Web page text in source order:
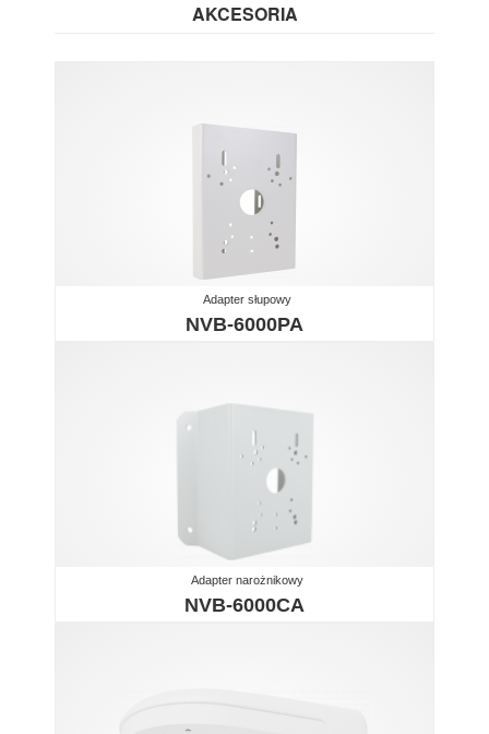
AKCESORIA
Adapter słupowy
NVB-6000PA
Adapter narożnikowy
NVB-6000CA